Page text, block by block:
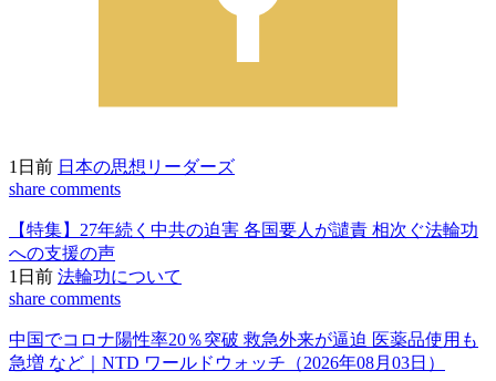
1日前 日本の思想リーダーズ
share comments
【特集】27年続く中共の迫害 各国要人が譴責 相次ぐ法輪功
への支援の声
1日前 法輪功について
share comments
中国でコロナ陽性率20％突破 救急外来が逼迫 医薬品使用も
急増 など｜NTD ワールドウォッチ（2026年08月03日）